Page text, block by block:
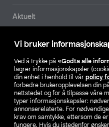
Vi bruker
Ved å trykke på «Godta alle
lagrer informasjonskapsler
din enhet i henhold til vår policy
forbedre brukeropplevelsen din
nettstedet og for å tilpasse våre
typer informasjonskapsler:
annonserelaterte. For
krav om samtykke, ettersom de
fungere. Hvis du istedenfor
Aktuelt
Våre selskaper
SE